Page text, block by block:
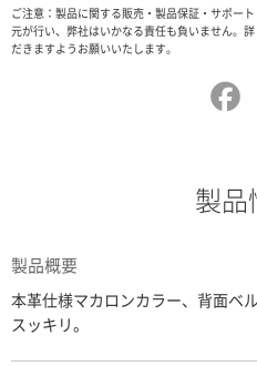
ご注意：製品に関する販売・製品保証・サポー
元が行い、弊社はいかなる責任も負いません。
だきますようお願いいたします。
製品
製品概要
本革仕様マカロンカラー、背面ベ
スッキリ。